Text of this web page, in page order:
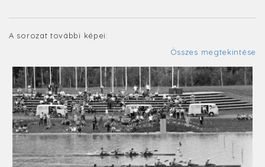
A sorozat további képei:
Összes megtekintése